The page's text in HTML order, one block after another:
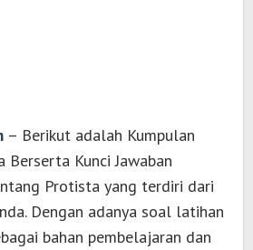
– Berikut adalah Kumpulan
Berserta Kunci Jawaban
Protista yang terdiri dari
Dengan adanya soal latihan
bahan pembelajaran dan